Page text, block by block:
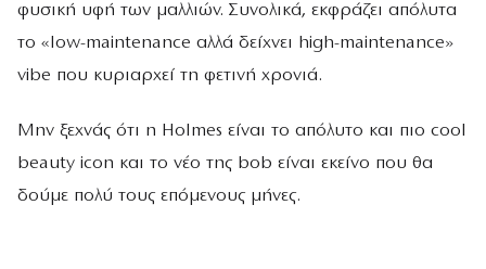
φυσική υφή των μαλλιών. Συνολικά, εκφράζει απόλυτα
το «low-maintenance αλλά δείχνει high-maintenance»
vibe που κυριαρχεί τη φετινή χρονιά.
Μην ξεχνάς ότι η Holmes είναι το απόλυτο και πιο cool
beauty icon και το νέο της bob είναι εκείνο που θα
δούμε πολύ τους επόμενους μήνες.